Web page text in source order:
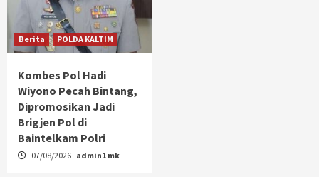
Berita POLDA KALTIM
Kombes Pol Hadi
Wiyono Pecah Bintang,
Dipromosikan Jadi
Brigjen Pol di
Baintelkam Polri
07/08/2026 admin1 mk